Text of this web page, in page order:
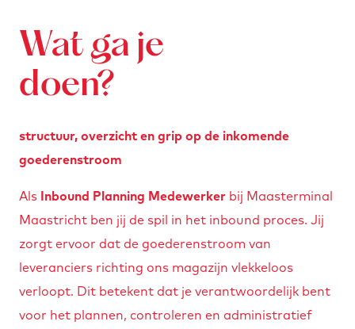
Wat ga je
doen?
structuur, overzicht en grip op de inkomende
goederenstroom
Als Inbound Planning Medewerker bij Maasterminal
Maastricht ben jij de spil in het inbound proces. Jij
zorgt ervoor dat de goederenstroom van
leveranciers richting ons magazijn vlekkeloos
verloopt. Dit betekent dat je verantwoordelijk bent
voor het plannen, controleren en administratief